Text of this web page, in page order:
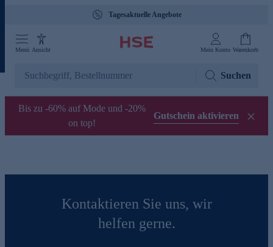
Tagesaktuelle Angebote
Menü Ansicht Mein Konto Warenkorb
Suchen
Bis zu -60% auf Mode und -20%
on top!
Gutschein aktivieren
Kontaktieren Sie uns, wir
helfen gerne.